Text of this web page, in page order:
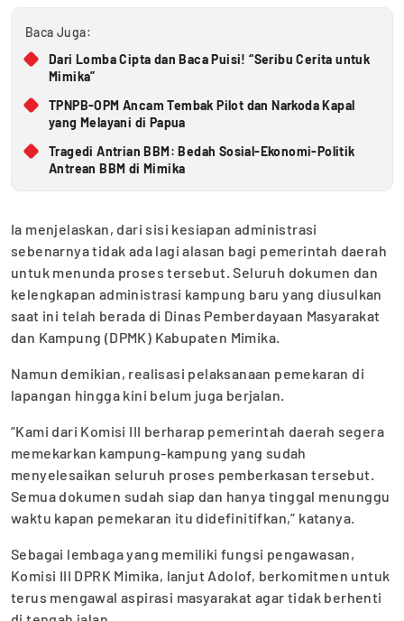
Baca Juga:
Dari Lomba Cipta dan Baca Puisi! “Seribu Cerita untuk
Mimika”
TPNPB-OPM Ancam Tembak Pilot dan Narkoda Kapal
yang Melayani di Papua
Tragedi Antrian BBM: Bedah Sosial-Ekonomi-Politik
Antrean BBM di Mimika
Ia menjelaskan, dari sisi kesiapan administrasi
sebenarnya tidak ada lagi alasan bagi pemerintah daerah
untuk menunda proses tersebut. Seluruh dokumen dan
kelengkapan administrasi kampung baru yang diusulkan
saat ini telah berada di Dinas Pemberdayaan Masyarakat
dan Kampung (DPMK) Kabupaten Mimika.
Namun demikian, realisasi pelaksanaan pemekaran di
lapangan hingga kini belum juga berjalan.
“Kami dari Komisi III berharap pemerintah daerah segera
memekarkan kampung-kampung yang sudah
menyelesaikan seluruh proses pemberkasan tersebut.
Semua dokumen sudah siap dan hanya tinggal menunggu
waktu kapan pemekaran itu didefinitifkan,” katanya.
Sebagai lembaga yang memiliki fungsi pengawasan,
Komisi III DPRK Mimika, lanjut Adolof, berkomitmen untuk
terus mengawal aspirasi masyarakat agar tidak berhenti